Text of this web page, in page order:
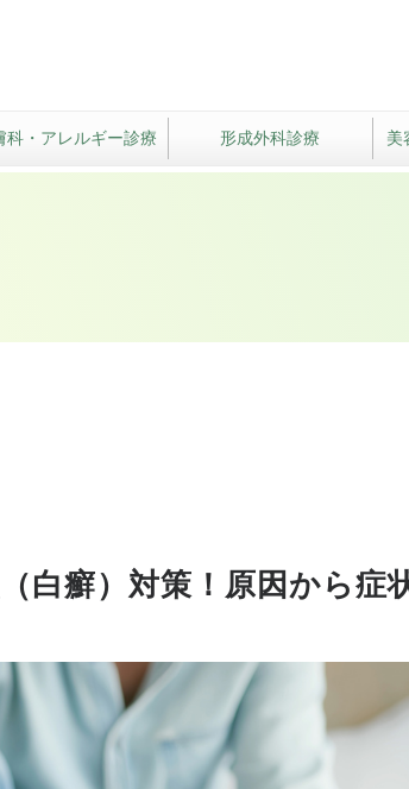
科・アレルギー診療 形成外科診療 美
白癬）対策！原因から症